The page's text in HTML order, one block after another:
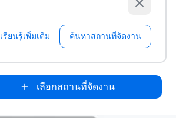
เรียนรู้เพิ่มเติม ค้นหาสถานที่จัดงาน
เลือกสถานที่จัดงาน